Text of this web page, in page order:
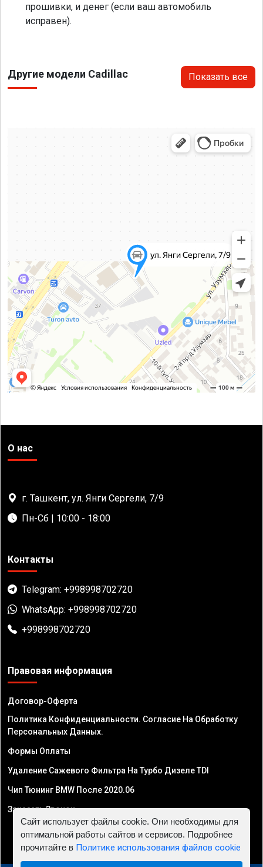
прошивки, и денег (если ваш автомобиль
исправен).
Другие модели Cadillac Показать все
О нас
г. Ташкент, ул. Янги Сергели, 7/9
Пн-Сб | 10:00 - 18:00
Контакты
Telegram: +998998702720
WhatsApp: +998998702720
+998998702720
Правовая информация
Договор-Оферта
Политика Конфиденциальности. Согласие На Обработку
Персональных Данных.
Формы Оплаты
Удаление Сажевого Фильтра На Турбо Дизеле TDI
Чип Тюнинг BMW После 2020.06
Заказать Звонок
Сайт использует файлы cookie. Они необходимы для
оптимальной работы сайтов и сервисов. Подробнее
прочитайте в Политике использования файлов cookie